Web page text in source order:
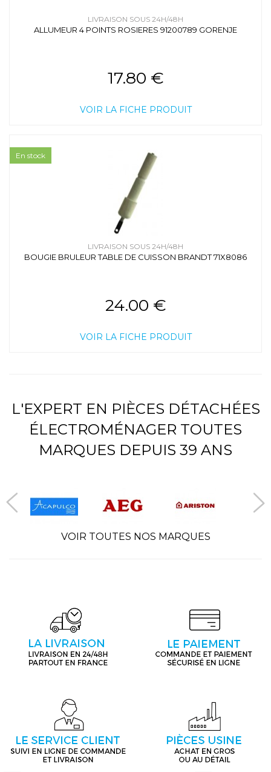
LIVRAISON SOUS 24H/48H
ALLUMEUR 4 POINTS ROSIERES 91200789 GORENJE
17.80 €
VOIR LA FICHE PRODUIT
LIVRAISON SOUS 24H/48H
BOUGIE BRULEUR TABLE DE CUISSON BRANDT 71X8086
24.00 €
VOIR LA FICHE PRODUIT
En stock
L'EXPERT EN PIÈCES DÉTACHÉES
ÉLECTROMÉNAGER TOUTES
MARQUES DEPUIS 39 ANS
VOIR TOUTES NOS MARQUES